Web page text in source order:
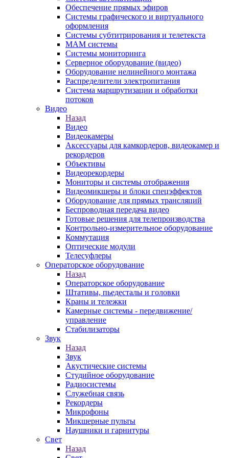
Обеспечение прямых эфиров
Системы графического и виртуального
оформления
Системы субтитрирования и телетекста
MAM системы
Системы мониторинга
Серверное оборудование (видео)
Оборудование нелинейного монтажа
Распределители электропитания
Система маршрутизации и обработки
потоков
Видео
Назад
Видео
Видеокамеры
Аксессуары для камкордеров, видеокамер и
рекордеров
Объективы
Видеорекордеры
Мониторы и системы отображения
Видеомикшеры и блоки спецэффектов
Оборудование для прямых трансляций
Беспроводная передача видео
Готовые решения для телепроизводства
Контрольно-измерительное оборудование
Коммутация
Оптические модули
Телесуфлеры
Операторское оборудование
Назад
Операторское оборудование
Штативы, пьедесталы и головки
Краны и тележки
Камерные системы - передвижение/
управление
Стабилизаторы
Звук
Назад
Звук
Акустические системы
Студийное оборудование
Радиосистемы
Служебная связь
Рекордеры
Микрофоны
Микшерные пульты
Наушники и гарнитуры
Свет
Назад